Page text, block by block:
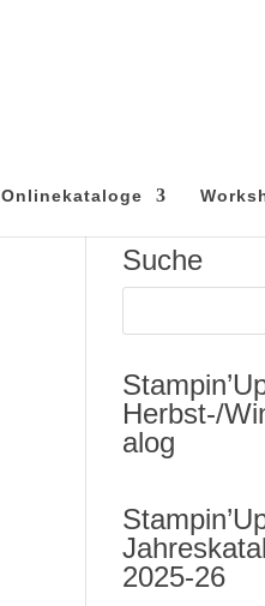
Onlinekataloge
Suche
Herbst-/
alog
2025-26